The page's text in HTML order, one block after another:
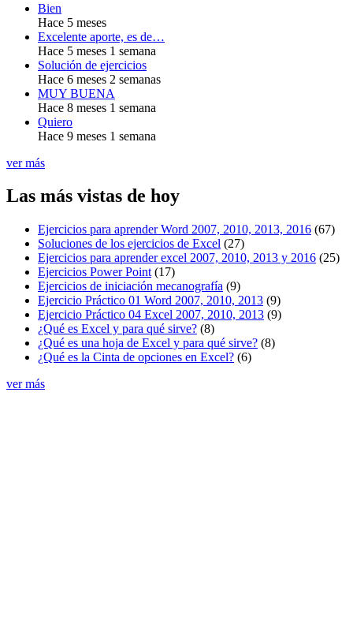
Bien
Hace 5 meses
Excelente aporte, es de…
Hace 5 meses 1 semana
Solución de ejercicios
Hace 6 meses 2 semanas
MUY BUENA
Hace 8 meses 1 semana
Quiero
Hace 9 meses 1 semana
ver más
Las más vistas de hoy
Ejercicios para aprender Word 2007, 2010, 2013, 2016 (67)
Soluciones de los ejercicios de Excel (27)
Ejercicios para aprender excel 2007, 2010, 2013 y 2016 (25)
Ejercicios Power Point (17)
Ejercicios de iniciación mecanografía (9)
Ejercicio Práctico 01 Word 2007, 2010, 2013 (9)
Ejercicio Práctico 04 Excel 2007, 2010, 2013 (9)
¿Qué es Excel y para qué sirve? (8)
¿Qué es una hoja de Excel y para qué sirve? (8)
¿Qué es la Cinta de opciones en Excel? (6)
ver más